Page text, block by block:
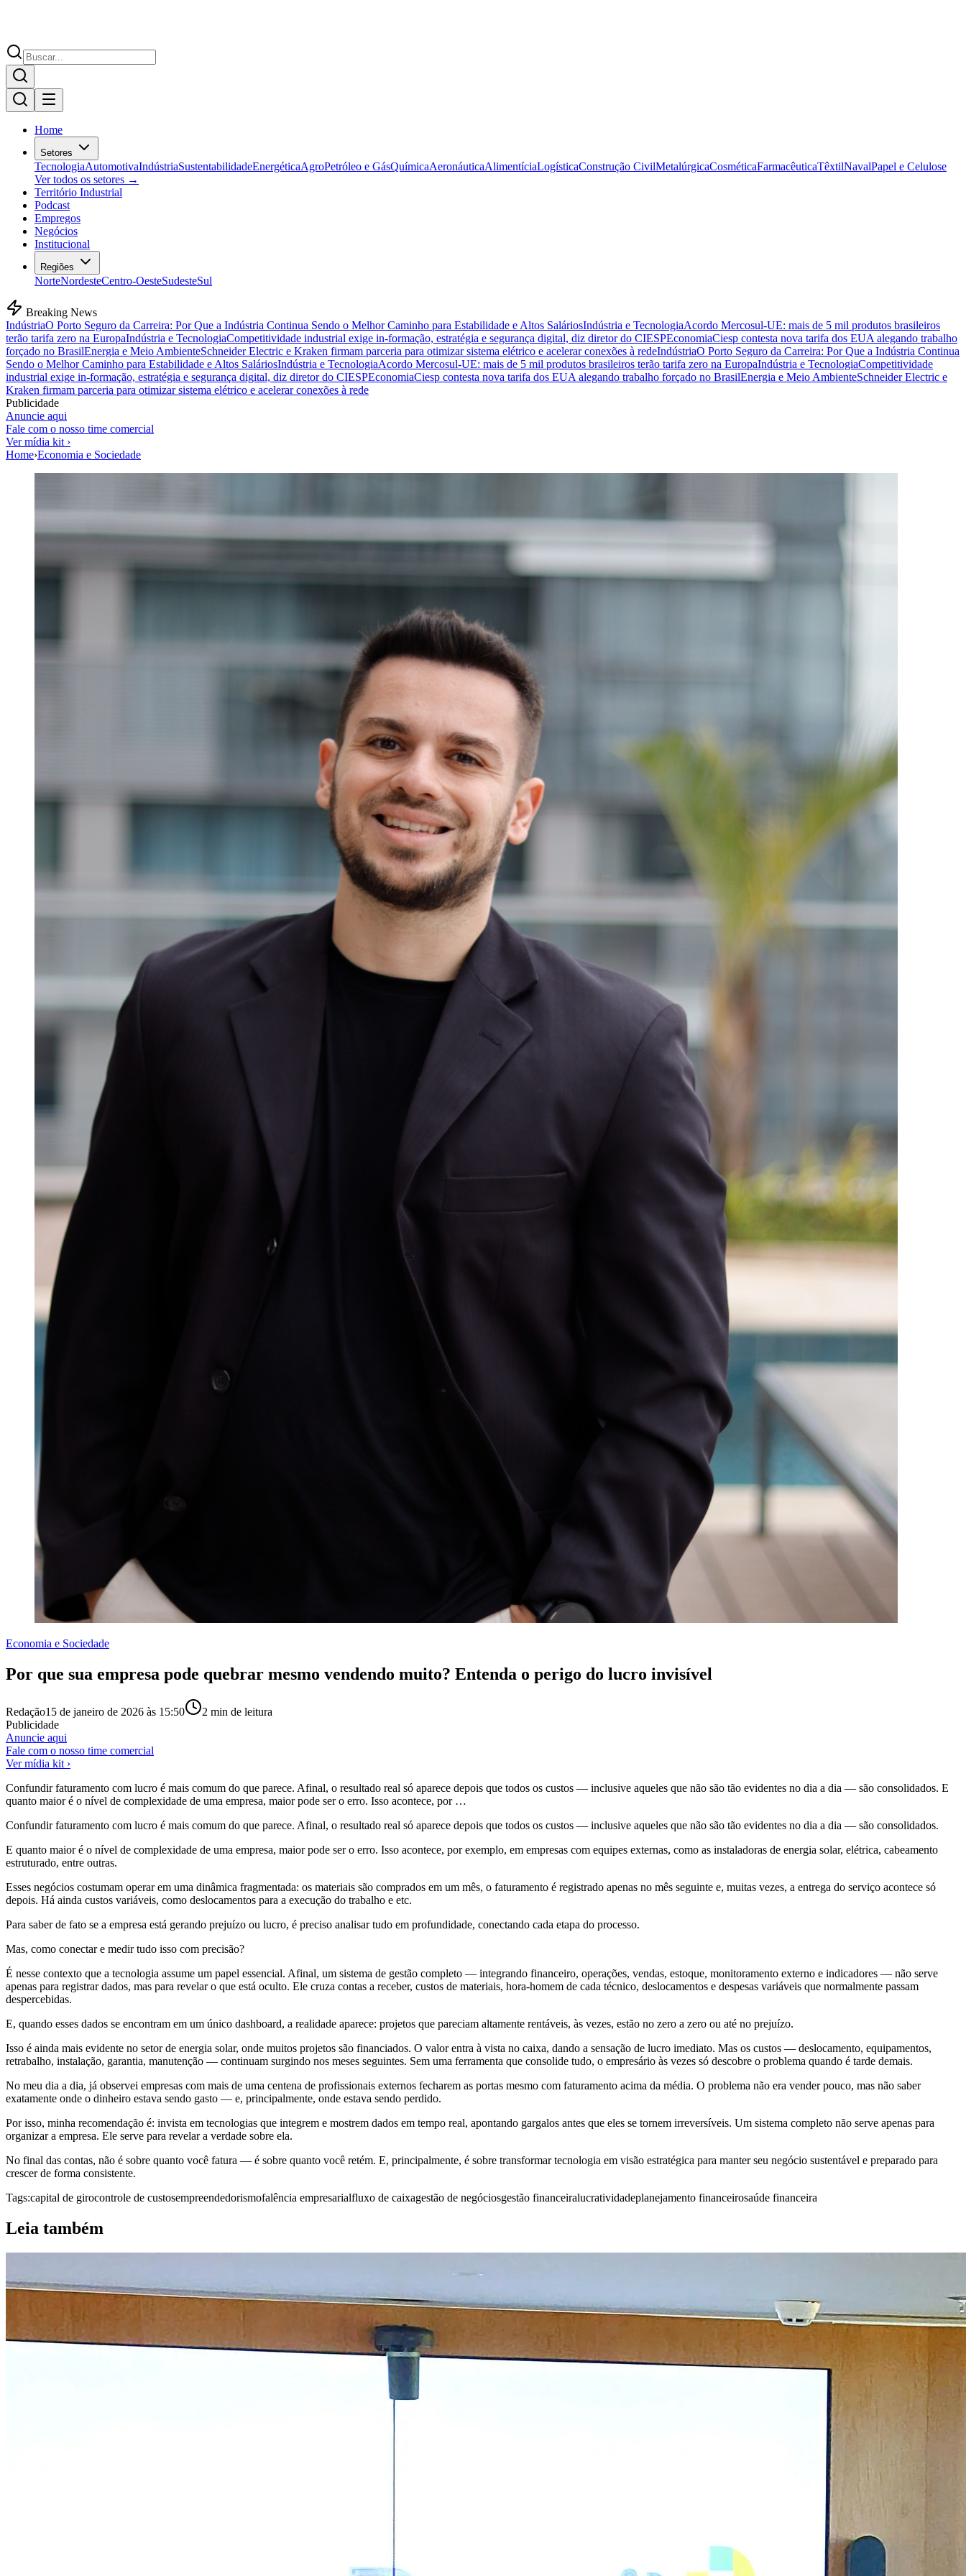
Home
Setores
TecnologiaAutomotivaIndústriaSustentabilidadeEnergéticaAgroPetróleo e GásQuímicaAeronáuticaAlimentíciaLogísticaConstrução CivilMetalúrgicaCosméticaFarmacêuticaTêxtilNavalPapel e Celulose
Ver todos os setores →
Território Industrial
Podcast
Empregos
Negócios
Institucional
Regiões
NorteNordesteCentro-OesteSudesteSul
Breaking News
IndústriaO Porto Seguro da Carreira: Por Que a Indústria Continua Sendo o Melhor Caminho para Estabilidade e Altos SaláriosIndústria e TecnologiaAcordo Mercosul-UE: mais de 5 mil produtos brasileiros
terão tarifa zero na EuropaIndústria e TecnologiaCompetitividade industrial exige in-formação, estratégia e segurança digital, diz diretor do CIESPEconomiaCiesp contesta nova tarifa dos EUA alegando trabalho
forçado no BrasilEnergia e Meio AmbienteSchneider Electric e Kraken firmam parceria para otimizar sistema elétrico e acelerar conexões à redeIndústriaO Porto Seguro da Carreira: Por Que a Indústria Continua
Sendo o Melhor Caminho para Estabilidade e Altos SaláriosIndústria e TecnologiaAcordo Mercosul-UE: mais de 5 mil produtos brasileiros terão tarifa zero na EuropaIndústria e TecnologiaCompetitividade
industrial exige in-formação, estratégia e segurança digital, diz diretor do CIESPEconomiaCiesp contesta nova tarifa dos EUA alegando trabalho forçado no BrasilEnergia e Meio AmbienteSchneider Electric e
Kraken firmam parceria para otimizar sistema elétrico e acelerar conexões à rede
Publicidade
Anuncie aqui
Fale com o nosso time comercial
Ver mídia kit ›
Home›Economia e Sociedade
Economia e Sociedade
Por que sua empresa pode quebrar mesmo vendendo muito? Entenda o perigo do lucro invisível
Redação15 de janeiro de 2026 às 15:50 2 min de leitura
Publicidade
Anuncie aqui
Fale com o nosso time comercial
Ver mídia kit ›
Confundir faturamento com lucro é mais comum do que parece. Afinal, o resultado real só aparece depois que todos os custos — inclusive aqueles que não são tão evidentes no dia a dia — são consolidados. E
quanto maior é o nível de complexidade de uma empresa, maior pode ser o erro. Isso acontece, por …
Confundir faturamento com lucro é mais comum do que parece. Afinal, o resultado real só aparece depois que todos os custos — inclusive aqueles que não são tão evidentes no dia a dia — são consolidados.
E quanto maior é o nível de complexidade de uma empresa, maior pode ser o erro. Isso acontece, por exemplo, em empresas com equipes externas, como as instaladoras de energia solar, elétrica, cabeamento
estruturado, entre outras.
Esses negócios costumam operar em uma dinâmica fragmentada: os materiais são comprados em um mês, o faturamento é registrado apenas no mês seguinte e, muitas vezes, a entrega do serviço acontece só
depois. Há ainda custos variáveis, como deslocamentos para a execução do trabalho e etc.
Para saber de fato se a empresa está gerando prejuízo ou lucro, é preciso analisar tudo em profundidade, conectando cada etapa do processo.
Mas, como conectar e medir tudo isso com precisão?
É nesse contexto que a tecnologia assume um papel essencial. Afinal, um sistema de gestão completo — integrando financeiro, operações, vendas, estoque, monitoramento externo e indicadores — não serve
apenas para registrar dados, mas para revelar o que está oculto. Ele cruza contas a receber, custos de materiais, hora-homem de cada técnico, deslocamentos e despesas variáveis que normalmente passam
despercebidas.
E, quando esses dados se encontram em um único dashboard, a realidade aparece: projetos que pareciam altamente rentáveis, às vezes, estão no zero a zero ou até no prejuízo.
Isso é ainda mais evidente no setor de energia solar, onde muitos projetos são financiados. O valor entra à vista no caixa, dando a sensação de lucro imediato. Mas os custos — deslocamento, equipamentos,
retrabalho, instalação, garantia, manutenção — continuam surgindo nos meses seguintes. Sem uma ferramenta que consolide tudo, o empresário às vezes só descobre o problema quando é tarde demais.
No meu dia a dia, já observei empresas com mais de uma centena de profissionais externos fecharem as portas mesmo com faturamento acima da média. O problema não era vender pouco, mas não saber
exatamente onde o dinheiro estava sendo gasto — e, principalmente, onde estava sendo perdido.
Por isso, minha recomendação é: invista em tecnologias que integrem e mostrem dados em tempo real, apontando gargalos antes que eles se tornem irreversíveis. Um sistema completo não serve apenas para
organizar a empresa. Ele serve para revelar a verdade sobre ela.
No final das contas, não é sobre quanto você fatura — é sobre quanto você retém. E, principalmente, é sobre transformar tecnologia em visão estratégica para manter seu negócio sustentável e preparado para
crescer de forma consistente.
Tags:capital de girocontrole de custosempreendedorismofalência empresarialfluxo de caixagestão de negóciosgestão financeiralucratividadeplanejamento financeirosaúde financeira
Leia também